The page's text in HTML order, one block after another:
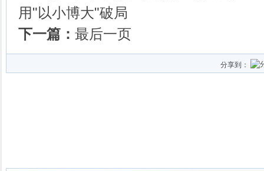
用"以小博大"破局
下一篇： 最后一页
分享到：